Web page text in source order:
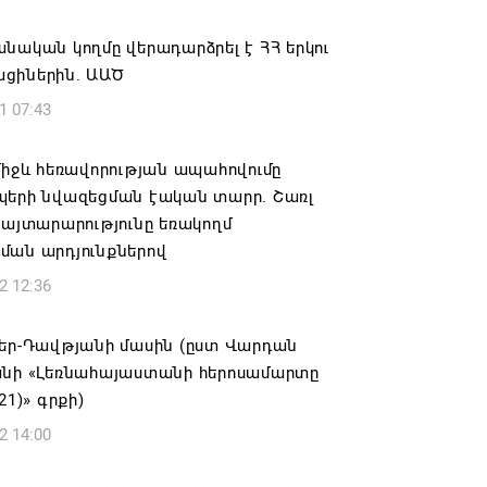
Բելառուսին պակասում է այն
համակարգը, որը կար խորհրդային
17:16
զորքերի
այցելել է Լիտվայի
16:57
Բ-ի և եպիսկոպոսների գործով
ինքնաբացարկ է հայտնել
կողմը վերադարձրել է ՀՀ երկու
ԱԱԾ
07:43
հեռավորության ապահովումը
նվազեցման էական տարր. Շառլ
եռակողմ
արդյունքներով
12:36
Դավթյանի մասին (ըստ Վարդան
«Լեռնահայաստանի հերոսամարտը
գրքի)
14:00